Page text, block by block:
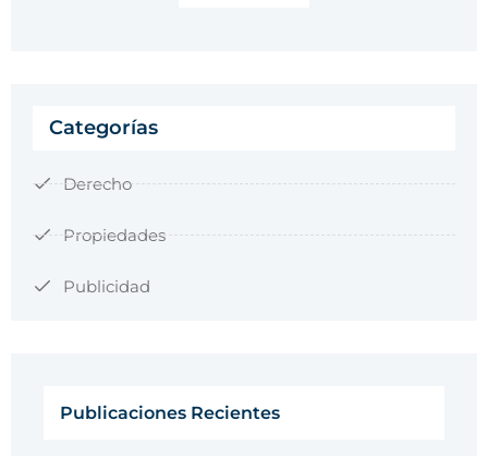
Categorías
Derecho
Propiedades
Publicidad
Publicaciones Recientes